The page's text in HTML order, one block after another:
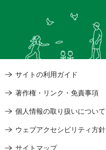
サイトの利用ガイド
著作権・リンク・免責事項
個人情報の取り扱いについて
ウェブアクセシビリティ方針
サイトマップ